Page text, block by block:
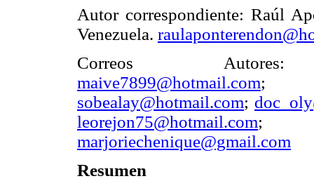
Autor correspondiente: Raúl
Venezuela.
Correos
maive7899@hotmail.com
sobealay@hotmail.com;
leorejon75@hotmail.com
marjoriechenique@gmail.com
Resumen